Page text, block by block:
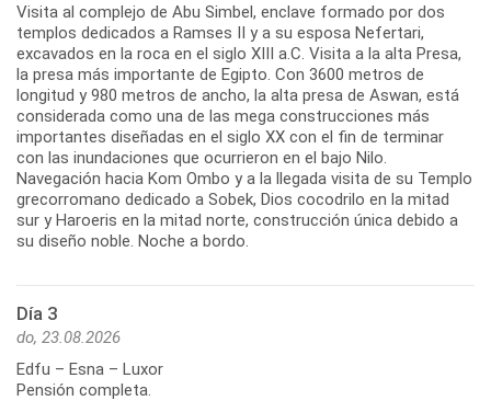
Visita al complejo de Abu Simbel, enclave formado por dos
templos dedicados a Ramses II y a su esposa Nefertari,
excavados en la roca en el siglo XIII a.C. Visita a la alta Presa,
la presa más importante de Egipto. Con 3600 metros de
longitud y 980 metros de ancho, la alta presa de Aswan, está
considerada como una de las mega construcciones más
importantes diseñadas en el siglo XX con el fin de terminar
con las inundaciones que ocurrieron en el bajo Nilo.
Navegación hacia Kom Ombo y a la llegada visita de su Templo
grecorromano dedicado a Sobek, Dios cocodrilo en la mitad
sur y Haroeris en la mitad norte, construcción única debido a
su diseño noble. Noche a bordo.
Día 3
do, 23.08.2026
Edfu – Esna – Luxor
Pensión completa.